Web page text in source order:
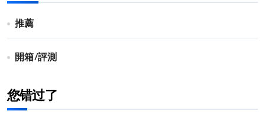
推薦
開箱/評測
您错过了